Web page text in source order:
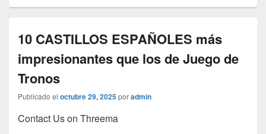
10 CASTILLOS ESPAÑOLES más
impresionantes que los de Juego de
Tronos
Publicado el octubre 29, 2025poradmin
Contact Us on Threema